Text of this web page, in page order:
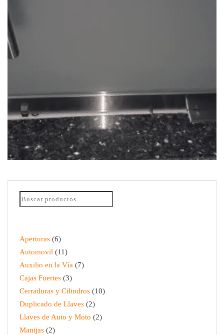
Aperturas 6
Automovil
11
Auxilio en la Vía
7
Cajas Fuertes 3
Cerraduras y Cilindros
10
Duplicado de Llaves
2
Llaves de Auto y Moto
2
Manijas
2